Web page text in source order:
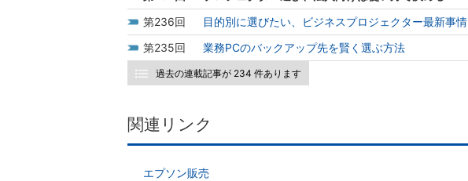
236
目的別に選びたい、ビジネスプロジェクター最新事情
235
業務PCのバックアップ先を賢く選ぶ方法
過去の連載記事が 234 件あります
関連リンク
エプソン販売